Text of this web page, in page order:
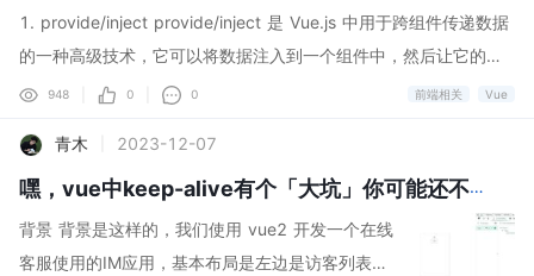
就比较差了。那么有没有一种方法是不需要去遍历
新旧DOM树就可以知道哪些DOM需要更新呢？ 答
态的节点进行靶向更新，就可以省去对比新旧虚拟
DOM带来的开销。vue3也是这样做的，甚至都可
1. provide/inject provide/inject 是 Vue.js 中用于跨组件传递数据
的一种高级技术，它可以将数据注入到一个组件中，然后让它的所
有子孙组件都可以访问到这个数据。通常情况下，我们在父组件中
个数据。 使用 provide/inject 的好处是可以让我们在父组件和子孙
组件之间传递数据，而无需手动进行繁琐的 props 传递。它可以让
代码更加简洁和易于维护。 但需要注意的是，provide/inject 的数
据是非响应式的，这是因为provide/inject是一种更加底层的 API，
948 0 0 前端相关 Vue
青木 2023-12-07
嘿，vue中keep-alive有个「大坑」你可能还不知道
背景 背景是这样的，我们使用 vue2 开发一个在线
客服使用的IM应用，基本布局是左边是访客列表，